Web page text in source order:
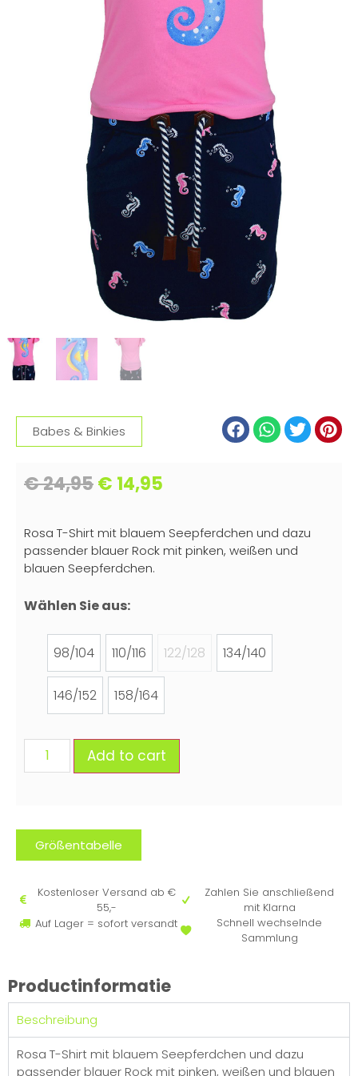
Babes & Binkies
€24,95€ 14,95
Rosa T-Shirt mit blauem Seepferdchen und dazu
passender blauer Rock mit pinken, weißen und
blauen Seepferdchen.
Wählen Sie aus:
98/104 110/116 122/128 134/140
146/152 158/164
Add to cart
Größentabelle
Kostenloser Versand ab €
55,-
Auf Lager = sofort versandt
Zahlen Sie anschließend
mit Klarna
Schnell wechselnde
Sammlung
Productinformatie
Beschreibung
Rosa T-Shirt mit blauem Seepferdchen und dazu
passender blauer Rock mit pinken, weißen und blauen